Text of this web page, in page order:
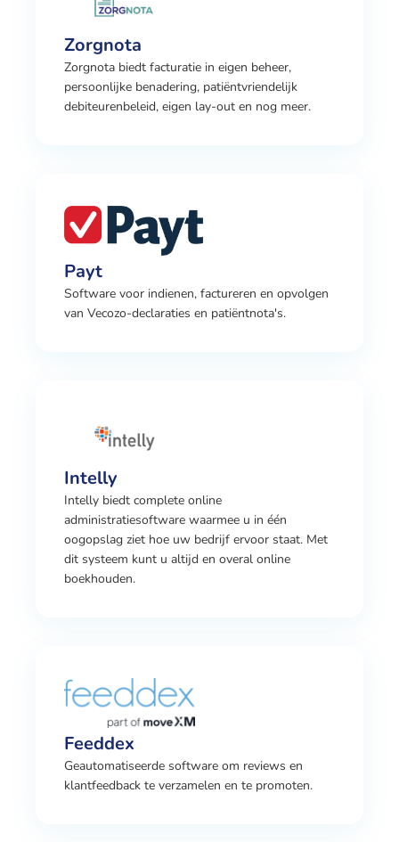
Zorgnota
Zorgnota biedt facturatie in eigen beheer,
persoonlijke benadering, patiëntvriendelijk
debiteurenbeleid, eigen lay-out en nog meer.
Payt
Software voor indienen, factureren en opvolgen
van Vecozo-declaraties en patiëntnota's.
Intelly
Intelly biedt complete online
administratiesoftware waarmee u in één
oogopslag ziet hoe uw bedrijf ervoor staat. Met
dit systeem kunt u altijd en overal online
boekhouden.
Feeddex
Geautomatiseerde software om reviews en
klantfeedback te verzamelen en te promoten.